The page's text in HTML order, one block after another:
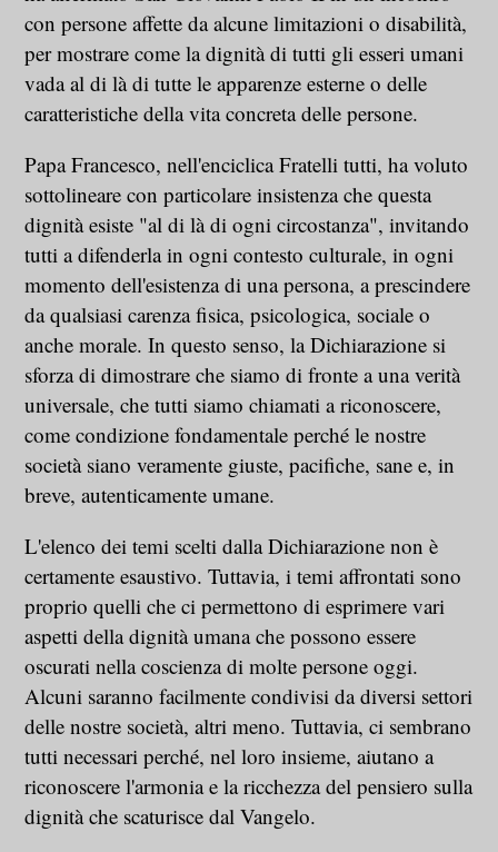
con persone affette da alcune limitazioni o disabilità,
per mostrare come la dignità di tutti gli esseri umani
vada al di là di tutte le apparenze esterne o delle
caratteristiche della vita concreta delle persone.
Papa Francesco, nell'enciclica Fratelli tutti, ha voluto
sottolineare con particolare insistenza che questa
dignità esiste "al di là di ogni circostanza", invitando
tutti a difenderla in ogni contesto culturale, in ogni
momento dell'esistenza di una persona, a prescindere
da qualsiasi carenza fisica, psicologica, sociale o
anche morale. In questo senso, la Dichiarazione si
sforza di dimostrare che siamo di fronte a una verità
universale, che tutti siamo chiamati a riconoscere,
come condizione fondamentale perché le nostre
società siano veramente giuste, pacifiche, sane e, in
breve, autenticamente umane.
L'elenco dei temi scelti dalla Dichiarazione non è
certamente esaustivo. Tuttavia, i temi affrontati sono
proprio quelli che ci permettono di esprimere vari
aspetti della dignità umana che possono essere
oscurati nella coscienza di molte persone oggi.
Alcuni saranno facilmente condivisi da diversi settori
delle nostre società, altri meno. Tuttavia, ci sembrano
tutti necessari perché, nel loro insieme, aiutano a
riconoscere l'armonia e la ricchezza del pensiero sulla
dignità che scaturisce dal Vangelo.